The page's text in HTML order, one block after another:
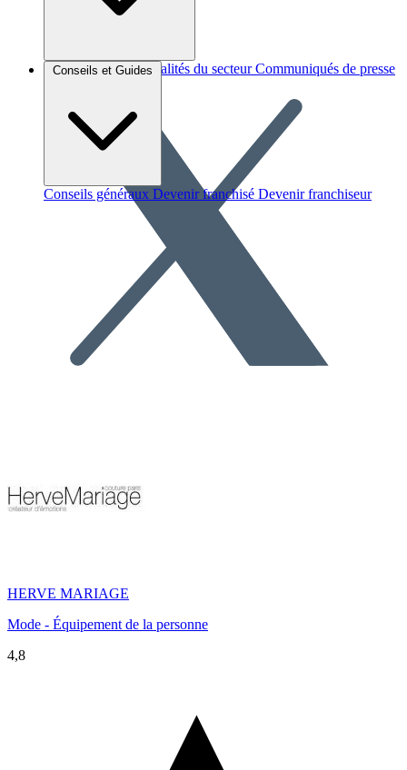
Brèves et actus Actualités du secteur Communiqués de presse
Conseils et Guides
Conseils généraux Devenir franchisé Devenir franchiseur
HERVE MARIAGE
Mode - Équipement de la personne
4,8